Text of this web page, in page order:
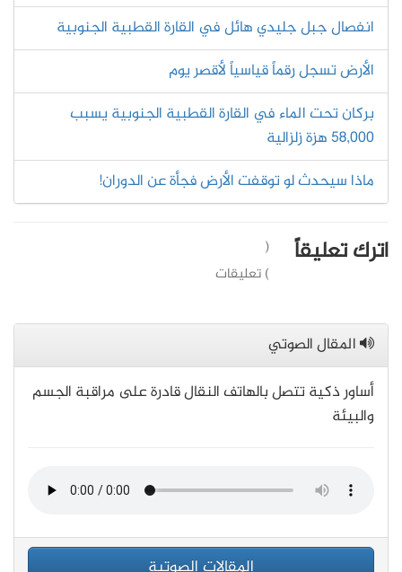
انفصال جبل جليدي هائل في القارة القطبية الجنوبية
الأرض تسجل رقماً قياسياً لأقصر يوم
بركان تحت الماء في القارة القطبية الجنوبية يسبب
58,000 هزة زلزالية
ماذا سيحدث لو توقفت الأرض فجأة عن الدوران!
اترك تعليقاً
(
) تعليقات
المقال الصوتي
أساور ذكية تتصل بالهاتف النقال قادرة على مراقبة الجسم
والبيئة